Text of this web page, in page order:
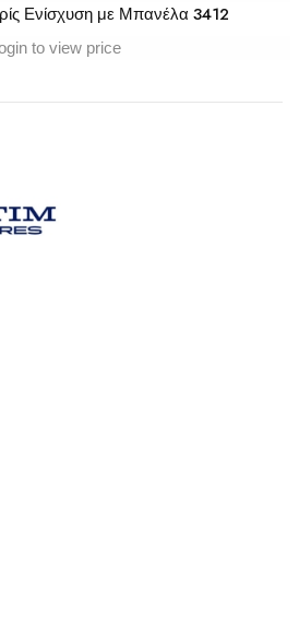
Ενίσχυση με Μπανέλα 3412
to view price